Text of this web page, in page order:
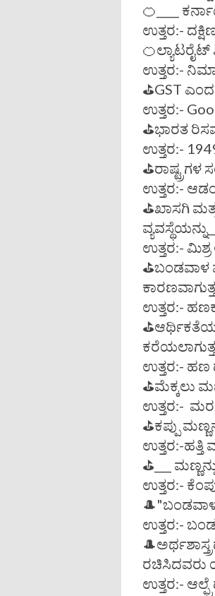
🍊____
ಉತ್ತರ:-
🍊ಲ್ಯಾಟರೈಟ್
ಉತ್ತರ:-
⛳️GST
ಉತ್ತರ:-
⛳️ಭಾರತ
ಉತ್ತರ:-
⛳️ರಾಷ್ಟ್ರಗಳ
ಉತ್ತರ:-
⛳️ಖಾಸಗಿ
ಉತ್ತರ:-
⛳️ಬಂಡವಾಳ
ಉತ್ತರ:-
ಉತ್ತರ:- ಹಣ
⛳️ಮೆಕ್ಕಲು
ಉತ್ತರ:-
⛳️ಕಪ್ಪು
ಉತ್ತರ:-ಹತ್ತಿ
⛳️___
ಉತ್ತರ:-
ಉತ್ತರ:-
ರಚಿಸಿದವರು
ಉತ್ತರ:-